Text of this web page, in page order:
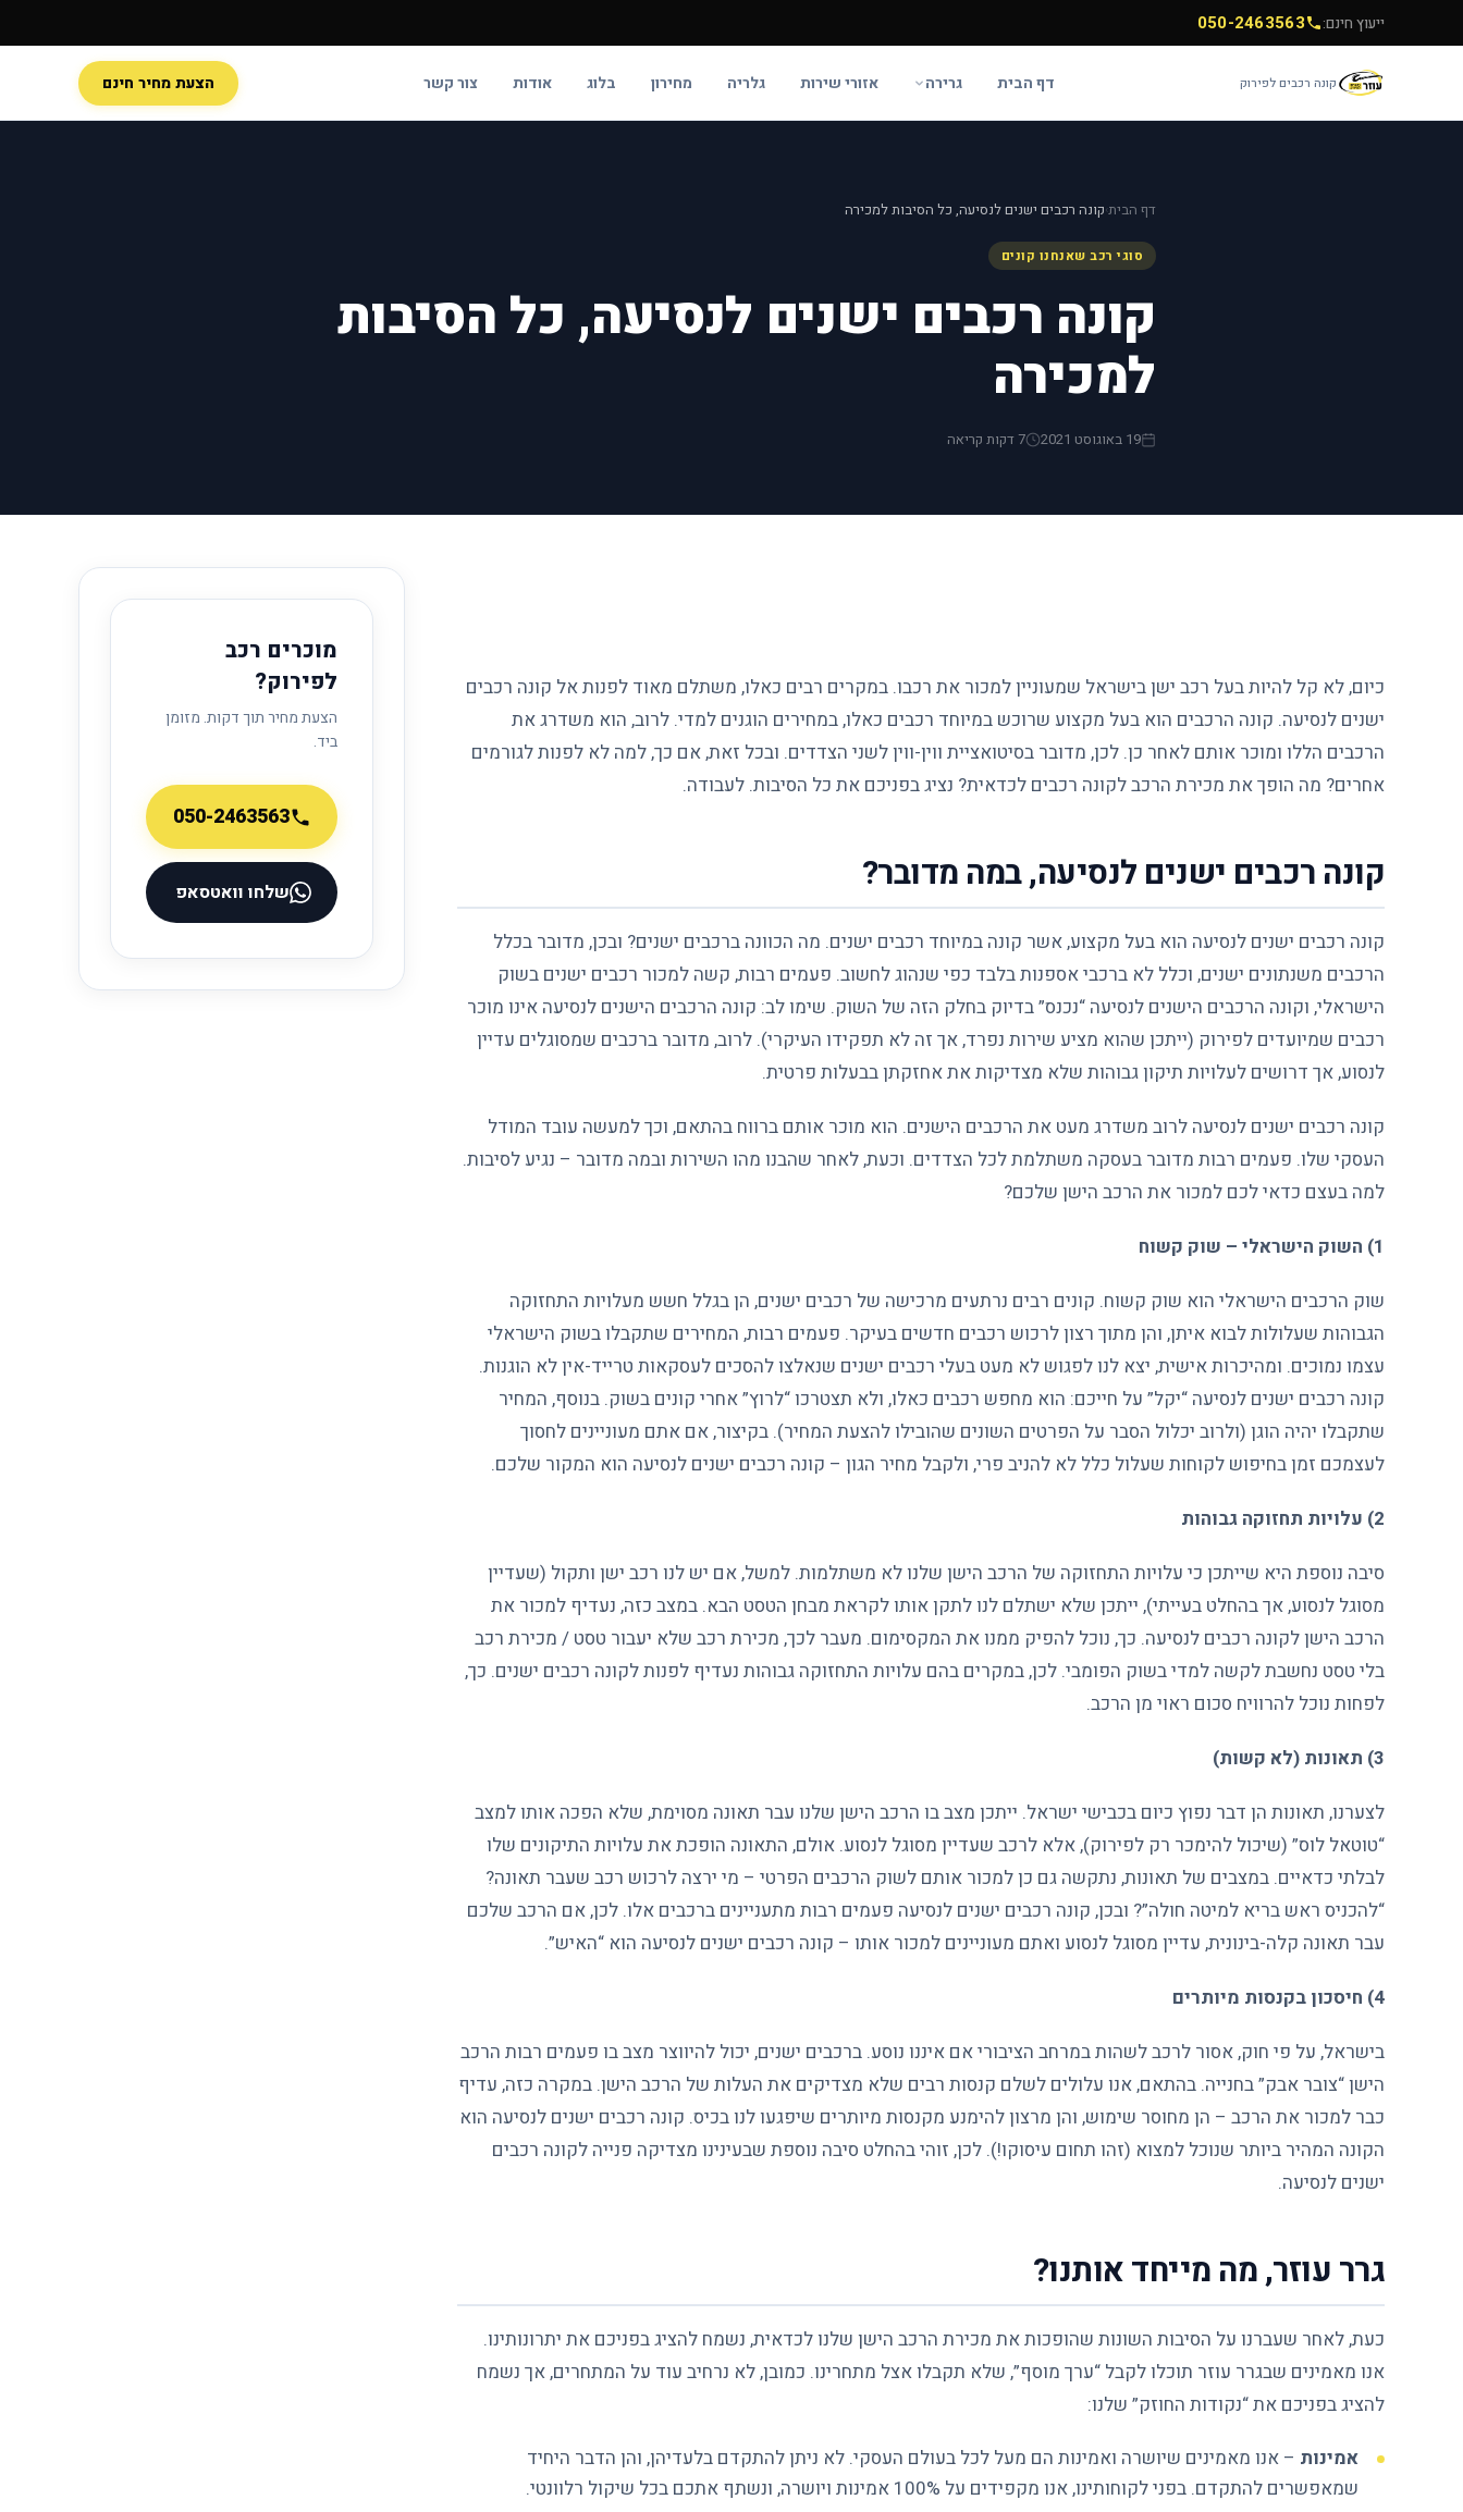
ייעוץ חינם: 050-2463563
קונה רכבים לפירוק דף הבית גרירה אזורי שירות גלריה מחירון בלוג אודות צור קשר הצעת מחיר חינם
דף הבית›קונה רכבים ישנים לנסיעה, כל הסיבות למכירה
סוגי רכב שאנחנו קונים
קונה רכבים ישנים לנסיעה, כל הסיבות
למכירה
19 באוגוסט 2021 7 דקות קריאה
כיום, לא קל להיות בעל רכב ישן בישראל שמעוניין למכור את רכבו. במקרים רבים כאלו, משתלם מאוד לפנות אל קונה רכבים
ישנים לנסיעה. קונה הרכבים הוא בעל מקצוע שרוכש במיוחד רכבים כאלו, במחירים הוגנים למדי. לרוב, הוא משדרג את
הרכבים הללו ומוכר אותם לאחר כן. לכן, מדובר בסיטואציית ווין-ווין לשני הצדדים. ובכל זאת, אם כך, למה לא לפנות לגורמים
אחרים? מה הופך את מכירת הרכב לקונה רכבים לכדאית? נציג בפניכם את כל הסיבות. לעבודה.
קונה רכבים ישנים לנסיעה, במה מדובר?
קונה רכבים ישנים לנסיעה הוא בעל מקצוע, אשר קונה במיוחד רכבים ישנים. מה הכוונה ברכבים ישנים? ובכן, מדובר בכלל
הרכבים משנתונים ישנים, וכלל לא ברכבי אספנות בלבד כפי שנהוג לחשוב. פעמים רבות, קשה למכור רכבים ישנים בשוק
הישראלי, וקונה הרכבים הישנים לנסיעה “נכנס” בדיוק בחלק הזה של השוק. שימו לב: קונה הרכבים הישנים לנסיעה אינו מוכר
רכבים שמיועדים לפירוק (ייתכן שהוא מציע שירות נפרד, אך זה לא תפקידו העיקרי). לרוב, מדובר ברכבים שמסוגלים עדיין
לנסוע, אך דרושים לעלויות תיקון גבוהות שלא מצדיקות את אחזקתן בבעלות פרטית.
קונה רכבים ישנים לנסיעה לרוב משדרג מעט את הרכבים הישנים. הוא מוכר אותם ברווח בהתאם, וכך למעשה עובד המודל
העסקי שלו. פעמים רבות מדובר בעסקה משתלמת לכל הצדדים. וכעת, לאחר שהבנו מהו השירות ובמה מדובר – נגיע לסיבות.
למה בעצם כדאי לכם למכור את הרכב הישן שלכם?
1) השוק הישראלי – שוק קשוח
שוק הרכבים הישראלי הוא שוק קשוח. קונים רבים נרתעים מרכישה של רכבים ישנים, הן בגלל חשש מעלויות התחזוקה
הגבוהות שעלולות לבוא איתן, והן מתוך רצון לרכוש רכבים חדשים בעיקר. פעמים רבות, המחירים שתקבלו בשוק הישראלי
עצמו נמוכים. ומהיכרות אישית, יצא לנו לפגוש לא מעט בעלי רכבים ישנים שנאלצו להסכים לעסקאות טרייד-אין לא הוגנות.
קונה רכבים ישנים לנסיעה “יקל” על חייכם: הוא מחפש רכבים כאלו, ולא תצטרכו “לרוץ” אחרי קונים בשוק. בנוסף, המחיר
שתקבלו יהיה הוגן (ולרוב יכלול הסבר על הפרטים השונים שהובילו להצעת המחיר). בקיצור, אם אתם מעוניינים לחסוך
לעצמכם זמן בחיפוש לקוחות שעלול כלל לא להניב פרי, ולקבל מחיר הגון – קונה רכבים ישנים לנסיעה הוא המקור שלכם.
2) עלויות תחזוקה גבוהות
סיבה נוספת היא שייתכן כי עלויות התחזוקה של הרכב הישן שלנו לא משתלמות. למשל, אם יש לנו רכב ישן ותקול (שעדיין
מסוגל לנסוע, אך בהחלט בעייתי), ייתכן שלא ישתלם לנו לתקן אותו לקראת מבחן הטסט הבא. במצב כזה, נעדיף למכור את
הרכב הישן לקונה רכבים לנסיעה. כך, נוכל להפיק ממנו את המקסימום. מעבר לכך, מכירת רכב שלא יעבור טסט / מכירת רכב
בלי טסט נחשבת לקשה למדי בשוק הפומבי. לכן, במקרים בהם עלויות התחזוקה גבוהות נעדיף לפנות לקונה רכבים ישנים. כך,
לפחות נוכל להרוויח סכום ראוי מן הרכב.
3) תאונות (לא קשות)
לצערנו, תאונות הן דבר נפוץ כיום בכבישי ישראל. ייתכן מצב בו הרכב הישן שלנו עבר תאונה מסוימת, שלא הפכה אותו למצב
“טוטאל לוס” (שיכול להימכר רק לפירוק), אלא לרכב שעדיין מסוגל לנסוע. אולם, התאונה הופכת את עלויות התיקונים שלו
לבלתי כדאיים. במצבים של תאונות, נתקשה גם כן למכור אותם לשוק הרכבים הפרטי – מי ירצה לרכוש רכב שעבר תאונה?
“להכניס ראש בריא למיטה חולה”? ובכן, קונה רכבים ישנים לנסיעה פעמים רבות מתעניינים ברכבים אלו. לכן, אם הרכב שלכם
עבר תאונה קלה-בינונית, עדיין מסוגל לנסוע ואתם מעוניינים למכור אותו – קונה רכבים ישנים לנסיעה הוא “האיש”.
4) חיסכון בקנסות מיותרים
בישראל, על פי חוק, אסור לרכב לשהות במרחב הציבורי אם איננו נוסע. ברכבים ישנים, יכול להיווצר מצב בו פעמים רבות הרכב
הישן “צובר אבק” בחנייה. בהתאם, אנו עלולים לשלם קנסות רבים שלא מצדיקים את העלות של הרכב הישן. במקרה כזה, עדיף
כבר למכור את הרכב – הן מחוסר שימוש, והן מרצון להימנע מקנסות מיותרים שיפגעו לנו בכיס. קונה רכבים ישנים לנסיעה הוא
הקונה המהיר ביותר שנוכל למצוא (זהו תחום עיסוקו!). לכן, זוהי בהחלט סיבה נוספת שבעינינו מצדיקה פנייה לקונה רכבים
ישנים לנסיעה.
גרר עוזר, מה מייחד אותנו?
כעת, לאחר שעברנו על הסיבות השונות שהופכות את מכירת הרכב הישן שלנו לכדאית, נשמח להציג בפניכם את יתרונותינו.
אנו מאמינים שבגרר עוזר תוכלו לקבל “ערך מוסף”, שלא תקבלו אצל מתחרינו. כמובן, לא נרחיב עוד על המתחרים, אך נשמח
להציג בפניכם את “נקודות החוזק” שלנו:
אמינות – אנו מאמינים שיושרה ואמינות הם מעל לכל בעולם העסקי. לא ניתן להתקדם בלעדיהן, והן הדבר היחיד
שמאפשרים להתקדם. בפני לקוחותינו, אנו מקפידים על 100% אמינות ויושרה, ונשתף אתכם בכל שיקול רלוונטי.
מוכרים רכב
לפירוק?
הצעת מחיר תוך דקות. מזומן
ביד.
050-2463563
שלחו וואטסאפ